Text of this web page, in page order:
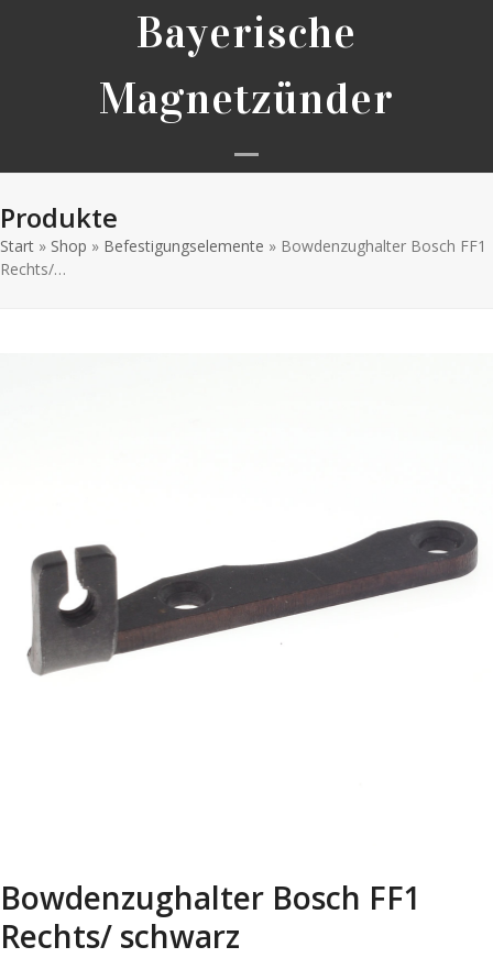
Bayerische
Magnetzünder
Open
menu
Close
menu
Produkte
Start » Shop » Befestigungselemente » Bowdenzughalter Bosch FF1
Rechts/…
Bowdenzughalter Bosch FF1
Rechts/ schwarz